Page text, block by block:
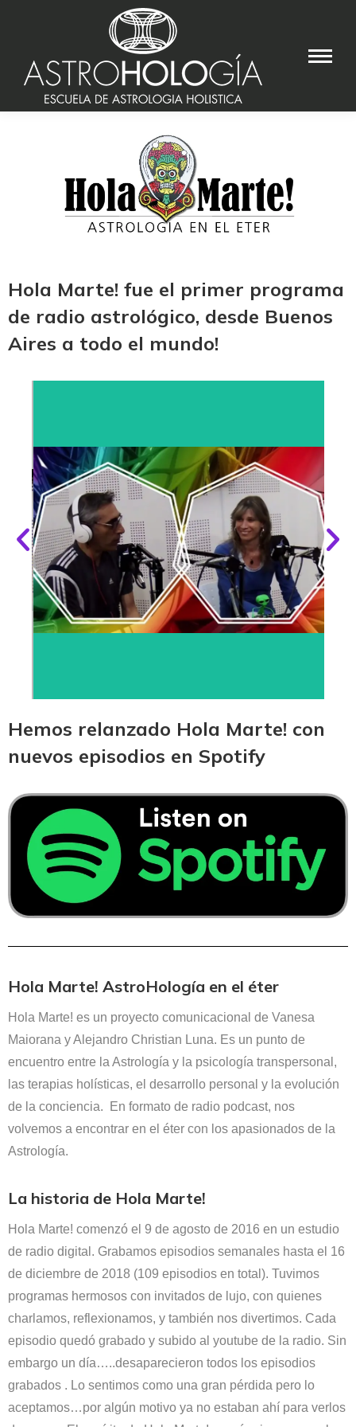
Hola Marte! fue el primer programa
de radio astrológico, desde Buenos
Aires a todo el mundo!
Hemos relanzado Hola Marte! con
nuevos episodios en Spotify
Hola Marte! AstroHología en el éter
Hola Marte! es un proyecto comunicacional de Vanesa
Maiorana y Alejandro Christian Luna. Es un punto de
encuentro entre la Astrología y la psicología transpersonal,
las terapias holísticas, el desarrollo personal y la evolución
de la conciencia.
En formato de radio podcast, nos
volvemos a encontrar en el éter con los apasionados de la
Astrología.
La historia de Hola Marte!
Hola Marte! comenzó el 9 de agosto de 2016 en un estudio
de radio digital. Grabamos episodios semanales hasta el 16
de diciembre de 2018 (109 episodios en total). Tuvimos
programas hermosos con invitados de lujo, con quienes
charlamos, reflexionamos, y también nos divertimos. Cada
episodio quedó grabado y subido al youtube de la radio. Sin
embargo un día…..desaparecieron todos los episodios
grabados . Lo sentimos como una gran pérdida pero lo
aceptamos…por algún motivo ya no estaban ahí para verlos